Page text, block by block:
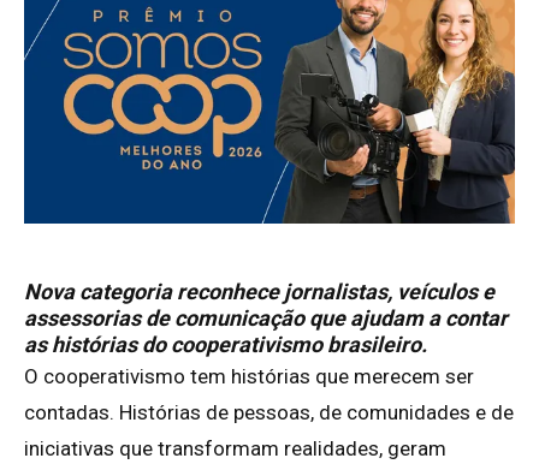
Nova categoria reconhece jornalistas, veículos e
assessorias de comunicação que ajudam a contar
as histórias do cooperativismo brasileiro.
O cooperativismo tem histórias que merecem ser
contadas. Histórias de pessoas, de comunidades e de
iniciativas que transformam realidades, geram